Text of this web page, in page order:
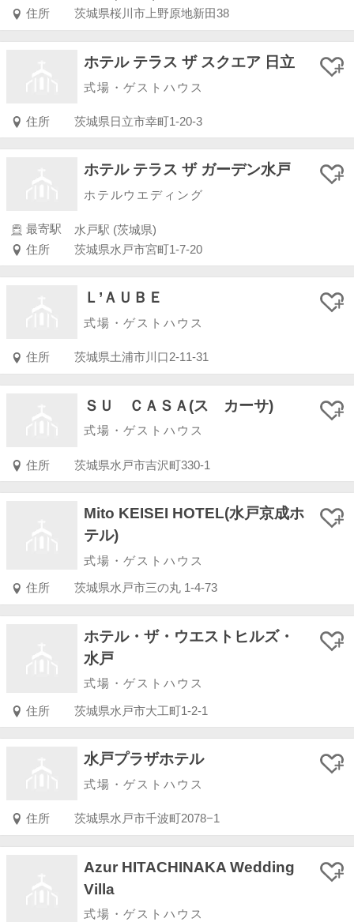
住所
茨城県桜川市上野原地新田38
ホテル テラス ザ スクエア 日立
式場・ゲストハウス
住所 茨城県日立市幸町1-20-3
ホテル テラス ザ ガーデン水戸
ホテルウエディング
最寄駅
水戸駅 (茨城県)
住所
茨城県水戸市宮町1-7-20
Ｌ’ＡＵＢＥ
式場・ゲストハウス
住所 茨城県土浦市川口2-11-31
ＳＵ ＣＡＳＡ(ス カーサ)
式場・ゲストハウス
住所 茨城県水戸市吉沢町330-1
Mito KEISEI HOTEL(水戸京成ホ
テル)
式場・ゲストハウス
住所 茨城県水戸市三の丸 1-4-73
ホテル・ザ・ウエストヒルズ・
水戸
式場・ゲストハウス
住所 茨城県水戸市大工町1-2-1
水戸プラザホテル
式場・ゲストハウス
住所 茨城県水戸市千波町2078−1
Azur HITACHINAKA Wedding
Villa
式場・ゲストハウス